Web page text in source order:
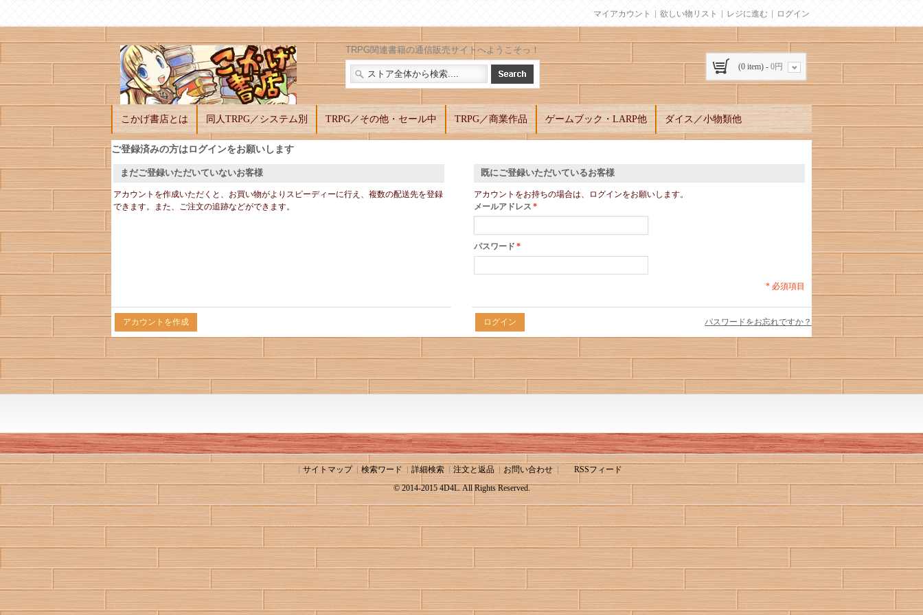
マイアカウント 欲しい物リスト レジに進む ログイン
TRPG関連書籍の通信販売サイトへようこそっ！
(0 item) - 0円
こかげ書店とは 同人TRPG／システム別 TRPG／その他・セール中 TRPG／商業作品 ゲームブック・LARP他 ダイス／小物類他
ご登録済みの方はログインをお願いします
まだご登録いただいていないお客様
アカウントを作成いただくと、お買い物がよりスピーディーに行え、複数の配送先を登録
できます。また、ご注文の追跡などができます。
既にご登録いただいているお客様
アカウントをお持ちの場合は、ログインをお願いします。
*
メールアドレス
*
パスワード
* 必須項目
アカウントを作成 パスワードをお忘れですか？
ログイン
サイトマップ 検索ワード 詳細検索 注文と返品 お問い合わせ
RSSフィード
© 2014-2015 4D4L. All Rights Reserved.